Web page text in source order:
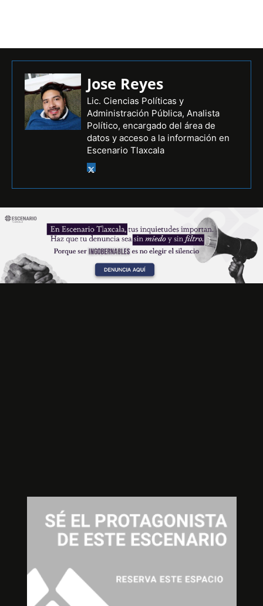
Jose Reyes
Lic. Ciencias Políticas y
Administración Pública, Analista
Político, encargado del área de
datos y acceso a la información en
Escenario Tlaxcala